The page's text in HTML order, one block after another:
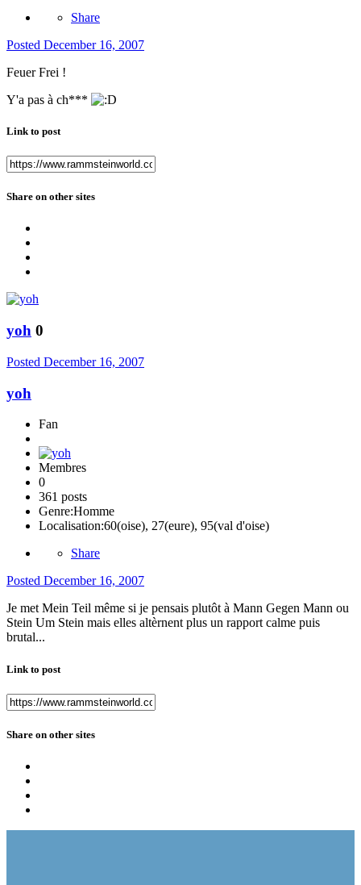
Share
Posted December 16, 2007
Feuer Frei !
Y'a pas à ch***
Link to post
Share on other sites
yoh 0
Posted December 16, 2007
yoh
Fan
Membres
0
361 posts
Genre:Homme
Localisation:60(oise), 27(eure), 95(val d'oise)
Share
Posted December 16, 2007
Je met Mein Teil même si je pensais plutôt à Mann Gegen Mann ou
Stein Um Stein mais elles altèrnent plus un rapport calme puis
brutal...
Link to post
Share on other sites